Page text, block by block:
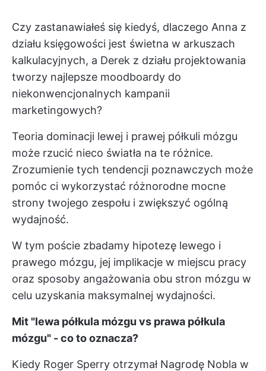
Czy zastanawiałeś się kiedyś, dlaczego Anna z
działu księgowości jest świetna w arkuszach
kalkulacyjnych, a Derek z działu projektowania
tworzy najlepsze moodboardy do
niekonwencjonalnych kampanii
marketingowych?
Teoria dominacji lewej i prawej półkuli mózgu
może rzucić nieco światła na te różnice.
Zrozumienie tych tendencji poznawczych może
pomóc ci wykorzystać różnorodne mocne
strony twojego zespołu i zwiększyć ogólną
wydajność.
W tym poście zbadamy hipotezę lewego i
prawego mózgu, jej implikacje w miejscu pracy
oraz sposoby angażowania obu stron mózgu w
celu uzyskania maksymalnej wydajności.
Mit "lewa półkula mózgu vs prawa półkula
mózgu" - co to oznacza?
Kiedy Roger Sperry otrzymał Nagrodę Nobla w